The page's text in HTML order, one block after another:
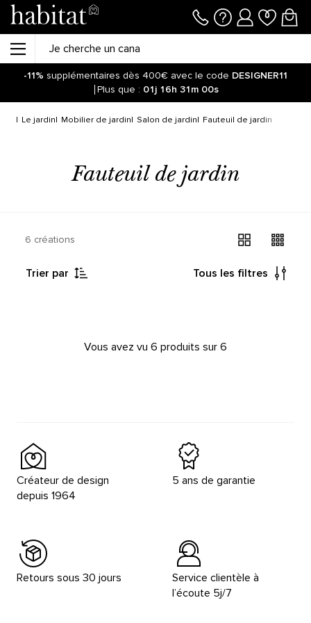
-11% supplémentaires dès 400€ avec le code DESIGNER11
Plus que : 01j 16h 31m 00s
Le jardin Mobilier de jardin Salon de jardin Fauteuil de jardin
Fauteuil de jardin
6 créations
Trier par Tous les filtres
Vous avez vu 6 produits sur 6
Créateur de design
depuis 1964
5 ans de garantie
Retours sous 30 jours
Service clientèle à
l’écoute 5j/7